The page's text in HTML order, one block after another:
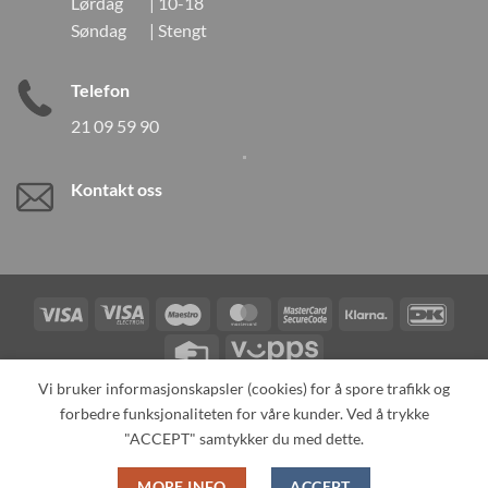
Søndag | Stengt
Telefon
21 09 59 90
Kontakt oss
Visa
Visa
Electron
Maestro MasterCardMasterCardKlarna
Credit
Vipps
TILBAKEKALLINGER KONTAKT OSS
OM OSS
SPESIALBESTILLING
MIN KONTO ALL PRODUCTS
Copyright 2026 ©Neo Tokyo by Neo Tokyo Norway AS -With Love
Vi bruker informasjonskapsler (cookies) for å spore trafikk og
forbedre funksjonaliteten for våre kunder. Ved å trykke
"ACCEPT" samtykker du med dette.